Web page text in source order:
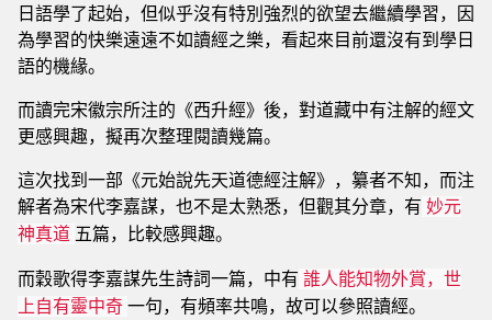
日語學了起始，但似乎沒有特別強烈的欲望去繼續學習，因
為學習的快樂遠遠不如讀經之樂，看起來目前還沒有到學日
語的機緣。
而讀完宋徽宗所注的《西升經》後，對道藏中有注解的經文
更感興趣，擬再次整理閱讀幾篇。
這次找到一部《元始說先天道德經注解》，纂者不知，而注
解者為宋代李嘉謀，也不是太熟悉，但觀其分章，有 妙元
神真道 五篇，比較感興趣。
而穀歌得李嘉謀先生詩詞一篇，中有 誰人能知物外賞，世
上自有靈中奇 一句，有頻率共鳴，故可以參照讀經。